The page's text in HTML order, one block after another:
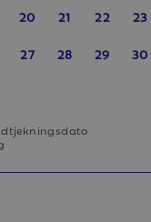
20 21 22 23
27 28 29 30